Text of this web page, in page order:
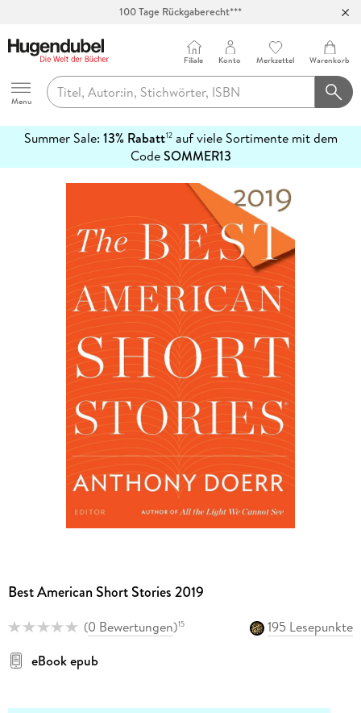
Abholung in über 100 Filialen
Hugendubel
Menu
Filiale Konto Merkzettel Warenkorb
Summer Sale: 13% Rabatt12auf viele Sortimente mit dem
CodeSOMMER13
erfahren
Best American Short Stories 2019
(0 Bewertungen)15
195 Lesepunkte
eBook epub